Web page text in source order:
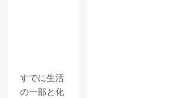
すでに生活
の一部と化